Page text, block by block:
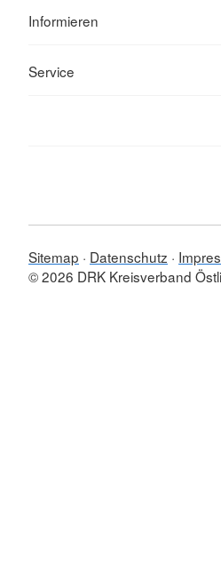
Informieren
Service
Sitemap Datenschutz
© 2026 DRK Kreisverband